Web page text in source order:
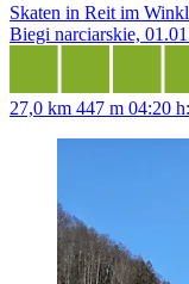
Skaten in Reit im
Biegi narciarskie,
27,0 km 447 m 04:20